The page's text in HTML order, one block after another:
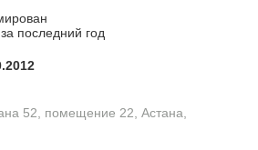
последний год
52, помещение 22, Астана,